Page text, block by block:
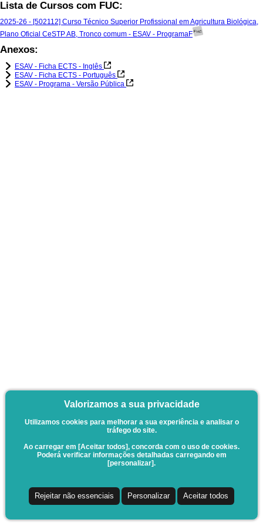
Lista de Cursos com FUC:
2025-26 - [502112] Curso Técnico Superior Profissional em Agricultura Biológica,
Plano Oficial CeSTP AB, Tronco comum - ESAV - ProgramaF
Anexos:
ESAV - Ficha ECTS - Inglês
ESAV - Ficha ECTS - Português
ESAV - Programa - Versão Pública
Valorizamos a sua privacidade
Utilizamos cookies para melhorar a sua experiência e analisar o
tráfego do site.
Ao carregar em [Aceitar todos], concorda com o uso de cookies.
Poderá verificar informações detalhadas carregando em
[personalizar].
Rejeitar não essenciais Personalizar Aceitar todos